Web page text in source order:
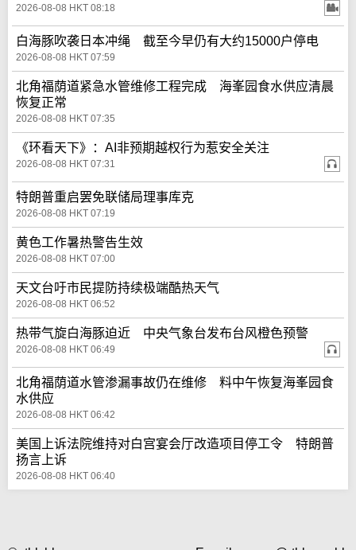
2026-08-08 HKT 08:18
白海豚吹袭日本冲绳 截至今早仍有大约15000户停电
2026-08-08 HKT 07:59
北角福荫道紧急水管维修工程完成 海峯园食水供应清晨
恢复正常
2026-08-08 HKT 07:35
《环看天下》：AI非预期越权行为惹安全关注
2026-08-08 HKT 07:31
特朗普重启罢免联储局理事库克
2026-08-08 HKT 07:19
黄色工作暑热警告生效
2026-08-08 HKT 07:00
天文台吁市民提防持续极端酷热天气
2026-08-08 HKT 06:52
热带气旋白海豚迫近 中央气象台发布台风橙色预警
2026-08-08 HKT 06:49
北角福荫道水管渗漏事故仍在维修 料中午恢复海峯园食
水供应
2026-08-08 HKT 06:42
美国上诉法院维持对白宫宴会厅改造项目停工令 特朗普
扬言上诉
2026-08-08 HKT 06:40